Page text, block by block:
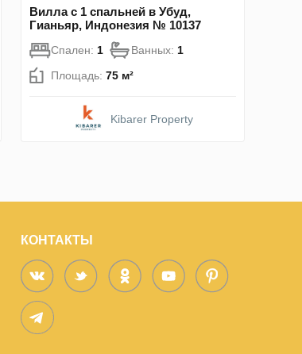
Вилла с 1 спальней в Убуд,
Гианьяр, Индонезия № 10137
Спален: 1 Ванных: 1
Площадь: 75 м²
Kibarer Property
КОНТАКТЫ